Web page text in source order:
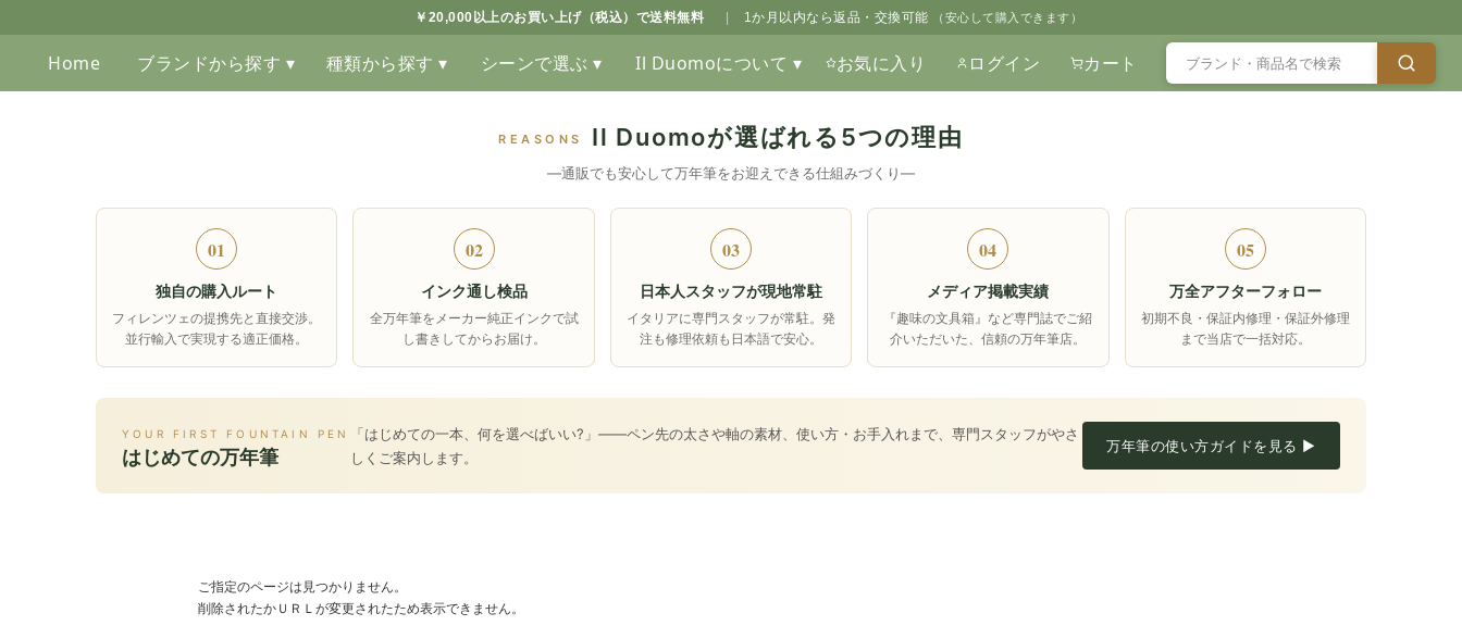
￥20,000以上のお買い上げ（税込）で送料無料 1か月以内なら返品・交換可能 （安心して購入できます）
Home ブランドから探す ▾ 種類から探す ▾ シーンで選ぶ ▾ Il Duomoについて ▾ お気に入り ログイン カート
REASONS Il Duomoが選ばれる5つの理由
―通販でも安心して万年筆をお迎えできる仕組みづくり―
01
独自の購入ルート
フィレンツェの提携先と直接交渉。
並行輸入で実現する適正価格。
02
インク通し検品
全万年筆をメーカー純正インクで試
し書きしてからお届け。
03
日本人スタッフが現地常駐
イタリアに専門スタッフが常駐。発
注も修理依頼も日本語で安心。
04
メディア掲載実績
『趣味の文具箱』など専門誌でご紹
介いただいた、信頼の万年筆店。
05
万全アフターフォロー
初期不良・保証内修理・保証外修理
まで当店で一括対応。
YOUR FIRST FOUNTAIN PEN
はじめての万年筆
「はじめての一本、何を選べばいい?」――ペン先の太さや軸の素材、使い方・お手入れまで、専門スタッフがやさ
しくご案内します。
万年筆の使い方ガイドを見る ▶
ご指定のページは見つかりません。
削除されたかＵＲＬが変更されたため表示できません。